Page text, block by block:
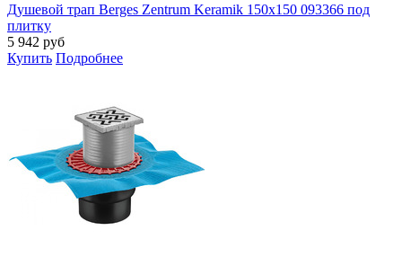
Душевой трап Berges Zentrum Keramik 150х150 093366 под
плитку
5 942 руб
Купить Подробнее